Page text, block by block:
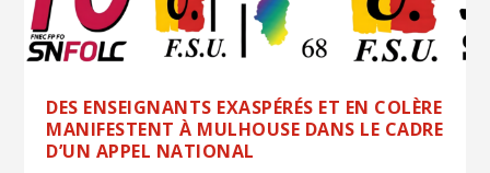
DES ENSEIGNANTS EXASPÉRÉS ET EN COLÈRE
MANIFESTENT À MULHOUSE DANS LE CADRE
D’UN APPEL NATIONAL